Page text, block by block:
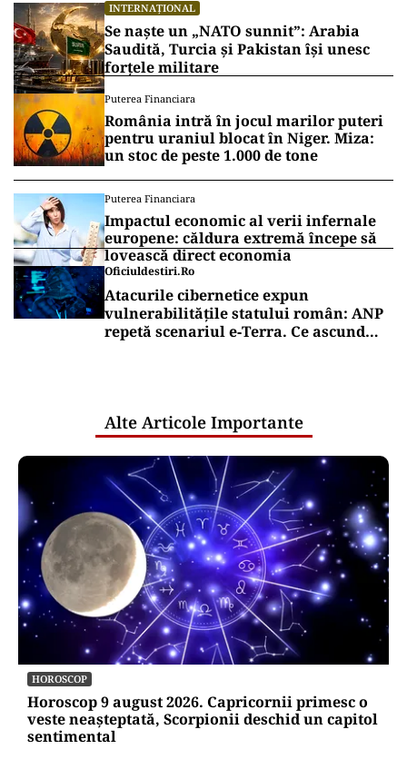
INTERNAȚIONAL
Se naște un „NATO sunnit”: Arabia
Saudită, Turcia și Pakistan își unesc
forțele militare
Puterea Financiara
România intră în jocul marilor puteri
pentru uraniul blocat în Niger. Miza:
un stoc de peste 1.000 de tone
Puterea Financiara
Impactul economic al verii infernale
europene: căldura extremă începe să
lovească direct economia
Oficiuldestiri.ro
Atacurile cibernetice expun
vulnerabilitățile statului român: ANP
repetă scenariul e‑Terra. Ce ascund
Alte Articole Importante
HOROSCOP
Horoscop 9 august 2026. Capricornii primesc o
veste neașteptată, Scorpionii deschid un capitol
sentimental